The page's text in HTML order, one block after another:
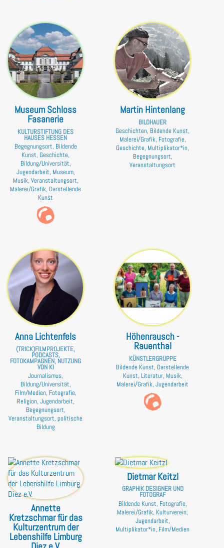
Museum Schloss
Fasanerie
KULTURSTIFTUNG DES
HAUSES HESSEN
Begegnungsort, Bildende
Kunst, Geschichte,
Bildung/Universität,
Jugendarbeit, Museum,
Musik, Veranstaltungsort,
Malerei/Grafik, Darstellende
Kunst
Martin Hintenlang
BILDHAUER
Geschichten, Bildende Kunst,
Malerei/Grafik, Fotografie,
Geschichte, Multiplikator*in,
Begegnungsort,
Veranstaltungsort
Anna Lichtenfels
(TRICK)FILMPROJEKTE,
PODCASTS,
FOTOKAMPAGNEN, NUTZUNG
VON KI
Journalismus,
Bildung/Universität,
Film/Medien, Fotografie,
Religion, Jugendarbeit,
Begegnungsort,
Veranstaltungsort, politische
Bildung
Höhenrausch -
Rauenthal
KÜNSTLERGRUPPE
Bildende Kunst, Darstellende
Kunst, Literatur, Musik,
Malerei/Grafik, Jugendarbeit
Annette
Kretzschmar für das
Kulturzentrum der
Lebenshilfe Limburg
Dietmar Keitzl
GRAPHIK DESIGNER UND
FOTOGRAF
Bildende Kunst, Fotografie,
Malerei/Grafik, Kulturverein,
Jugendarbeit,
Multiplikator*in, Film/Medien